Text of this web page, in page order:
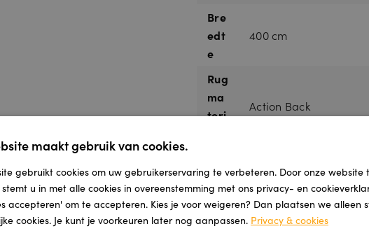
Bre
edt
e
400 cm
Rug
ma
teri
Action Back
lma
teri
aal
100% PP
maakt gebruik van cookies.
gebruikt cookies om uw gebruikerservaring te verbeteren. Door onze website
u in met alle cookies in overeenstemming met ons privacy- en
accepteren' om te accepteren. Kies je voor weigeren? Dan plaatsen we alleen
cookies. Je kunt je voorkeuren later nog aanpassen. Privacy & cookies